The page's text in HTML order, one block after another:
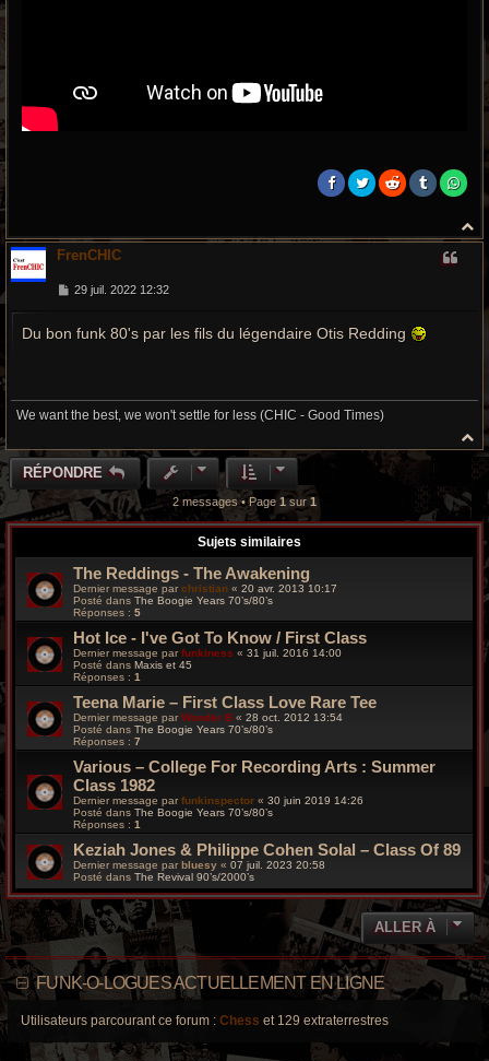
a
FrenCHIC
M
s
29 juil. 2022 12:32
Du bon funk 80's par les fils du légendaire Otis Redding
We want the best, we won't settle for less (CHIC - Good Times)
H
a
RÉPONDRE
2 messages • Page 1sur 1
Sujets similaires
The Reddings - The Awakening
Dernier message par christian « 20 avr. 2013 10:17
Posté dans The Boogie Years 70’s/80’s
Réponses : 5
Hot Ice - I've Got To Know / First Class
Dernier message parfunkiness « 31 juil. 2016 14:00
Posté dans Maxis et 45
Réponses : 1
Teena Marie – First Class Love Rare Tee
Dernier message par Wonder B « 28 oct. 2012 13:54
Posté dans The Boogie Years 70’s/80’s
Réponses : 7
Various ‎– College For Recording Arts : Summer
Class 1982
Dernier message par funkinspector « 30 juin 2019 14:26
Posté dans The Boogie Years 70’s/80’s
Réponses : 1
Keziah Jones & Philippe Cohen Solal – Class Of 89
Dernier message par bluesy « 07 juil. 2023 20:58
Posté dans The Revival 90’s/2000’s
ALLER À
FUNK-O-LOGUES ACTUELLEMENT EN LIGNE
Utilisateurs parcourant ce forum : Chess et 129 extraterrestres